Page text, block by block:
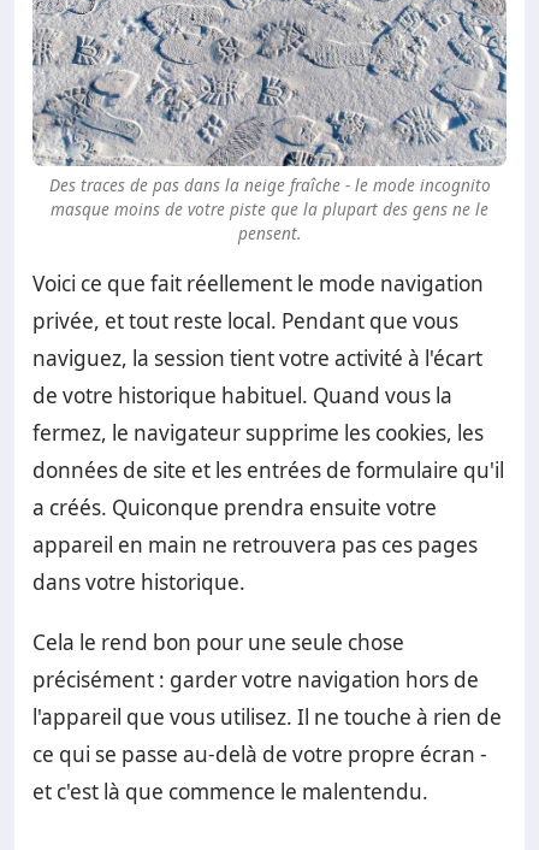
Des traces de pas dans la neige fraîche - le mode incognito
masque moins de votre piste que la plupart des gens ne le
pensent.
Voici ce que fait réellement le mode navigation
privée, et tout reste local. Pendant que vous
naviguez, la session tient votre activité à l'écart
de votre historique habituel. Quand vous la
fermez, le navigateur supprime les cookies, les
données de site et les entrées de formulaire qu'il
a créés. Quiconque prendra ensuite votre
appareil en main ne retrouvera pas ces pages
dans votre historique.
Cela le rend bon pour une seule chose
précisément : garder votre navigation hors de
l'appareil que vous utilisez. Il ne touche à rien de
ce qui se passe au-delà de votre propre écran -
et c'est là que commence le malentendu.